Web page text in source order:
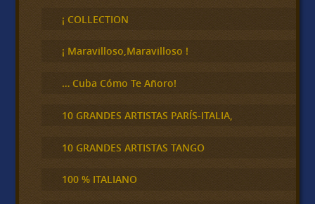
c
a
¡ COLLECTION
¡ Maravilloso,Maravilloso !
… Cuba Cómo Te Añoro!
10 GRANDES ARTISTAS PARÍS-ITALIA,
10 GRANDES ARTISTAS TANGO
100 % ITALIANO